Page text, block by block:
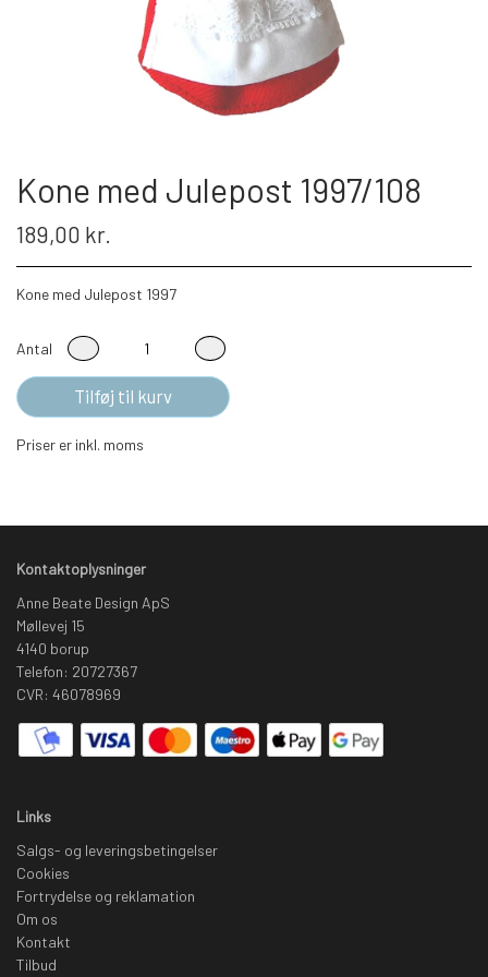
Kone med Julepost 1997/108
189,00 kr.
Kone med Julepost 1997
Antal
Tilføj til kurv
Priser er inkl. moms
Kontaktoplysninger
Anne Beate Design ApS
Møllevej 15
4140 borup
Telefon: 20727367
CVR: 46078969
Links
Salgs- og leveringsbetingelser
Cookies
Fortrydelse og reklamation
Om os
Kontakt
Tilbud